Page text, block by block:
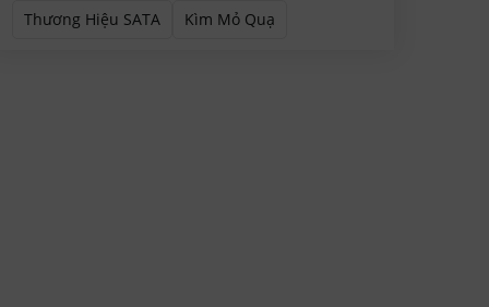
Thương Hiệu SATA
Kìm Mỏ Quạ